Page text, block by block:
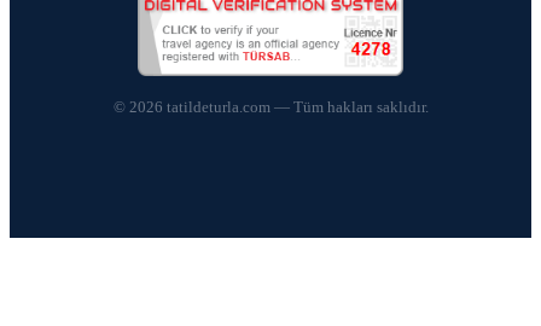
© 2026 tatildeturla.com — Tüm hakları saklıdır.